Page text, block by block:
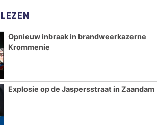
Opnieuw inbraak in brandweerkazerne
Krommenie
Explosie op de Jaspersstraat in Zaandam